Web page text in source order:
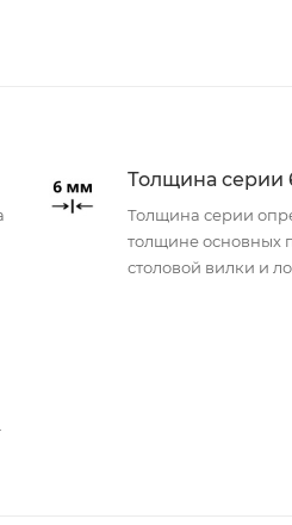
Толщина серии
Толщина серии
толщине основных
столовой вилки и